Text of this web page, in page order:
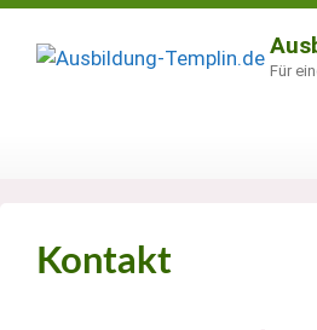
Zum
Inhalt
Für
Kontakt